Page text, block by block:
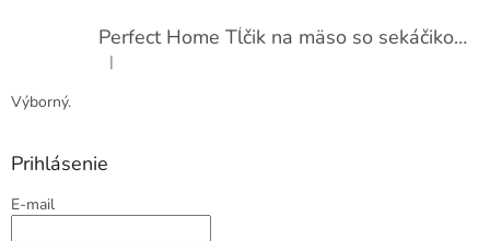
Perfect Home Tĺčik na mäso so sekáčikom, 56893
Hodnotenie produktu je 5 z 5 hviezdičiek.
|
Výborný.
Prihlásenie
E-mail